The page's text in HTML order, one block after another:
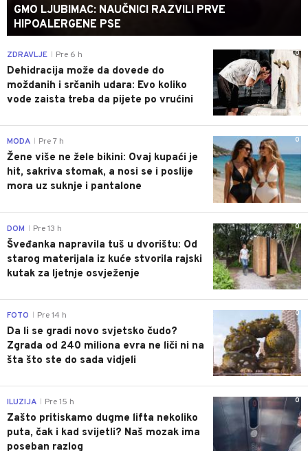
GMO LJUBIMAC: NAUČNICI RAZVILI PRVE
HIPOALERGENE PSE
0
ZDRAVLJE Pre 6 h
Dehidracija može da dovede do
moždanih i srčanih udara: Evo koliko
vode zaista treba da pijete po vrućini
0
MODA Pre 7 h
Žene više ne žele bikini: Ovaj kupaći je
hit, sakriva stomak, a nosi se i poslije
mora uz suknje i pantalone
0
DOM Pre 13 h
Šveđanka napravila tuš u dvorištu: Od
starog materijala iz kuće stvorila rajski
kutak za ljetnje osvježenje
0
FOTO Pre 14 h
Da li se gradi novo svjetsko čudo?
Zgrada od 240 miliona evra ne liči ni na
šta što ste do sada vidjeli
0
ILUZIJA Pre 15 h
Zašto pritiskamo dugme lifta nekoliko
puta, čak i kad svijetli? Naš mozak ima
poseban razlog